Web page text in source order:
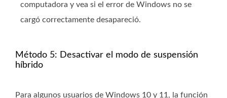
computadora y vea si el error de Windows no se
cargó correctamente desapareció.
Método 5: Desactivar el modo de suspensión
híbrido
Para algunos usuarios de Windows 10 y 11, la función